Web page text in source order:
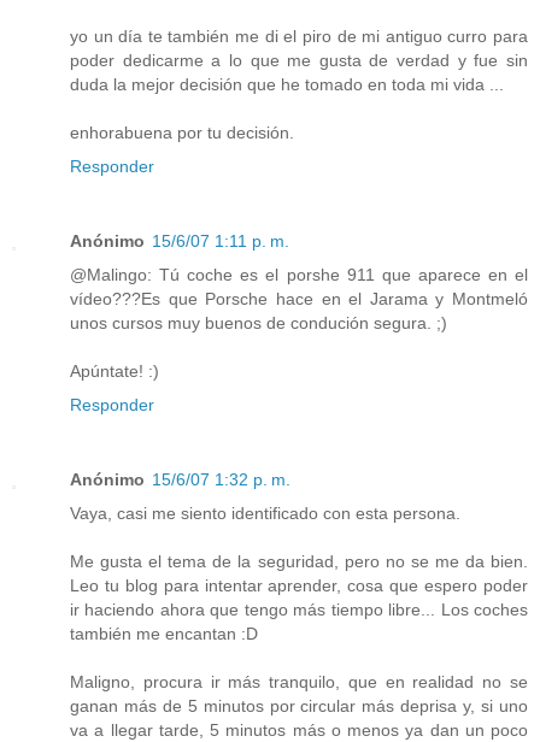
yo un día te también me di el piro de mi antiguo curro para
poder dedicarme a lo que me gusta de verdad y fue sin
duda la mejor decisión que he tomado en toda mi vida ...
enhorabuena por tu decisión.
Responder
Anónimo 15/6/07 1:11 p. m.
@Malingo: Tú coche es el porshe 911 que aparece en el
vídeo???Es que Porsche hace en el Jarama y Montmeló
unos cursos muy buenos de condución segura. ;)
Apúntate! :)
Responder
Anónimo 15/6/07 1:32 p. m.
Vaya, casi me siento identificado con esta persona.
Me gusta el tema de la seguridad, pero no se me da bien.
Leo tu blog para intentar aprender, cosa que espero poder
ir haciendo ahora que tengo más tiempo libre... Los coches
también me encantan :D
Maligno, procura ir más tranquilo, que en realidad no se
ganan más de 5 minutos por circular más deprisa y, si uno
va a llegar tarde, 5 minutos más o menos ya dan un poco